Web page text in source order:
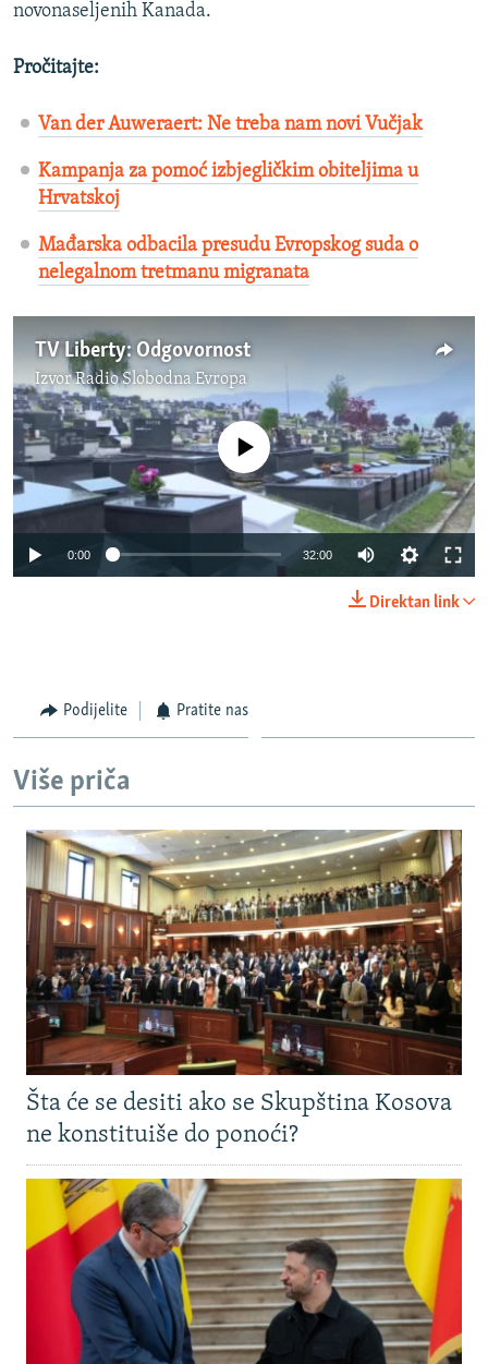
novonaseljenih Kanada.
Pročitajte:
Van der Auweraert: Ne treba nam novi Vučjak
Kampanja za pomoć izbjegličkim obiteljima u
Hrvatskoj
Mađarska odbacila presudu Evropskog suda o
nelegalnom tretmanu migranata
TV Liberty: Odgovornost
IzvorRadio Slobodna Evropa
1080p
No media source currently available
0:00 32:00
Direktan link
Podijelite Pratite nas
Više priča
Šta će se desiti ako se Skupština Kosova
ne konstituiše do ponoći?